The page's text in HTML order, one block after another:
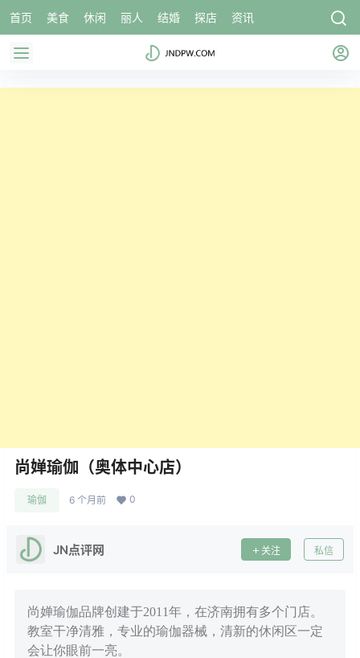
首页 美食 休闲 丽人 结婚 探店 资讯
尚婵瑜伽（奥体中心店）
瑜伽 6 个月前 0
JN点评网 关注 私信
尚婵瑜伽品牌创建于2011年，在济南拥有多个门店。
教室干净清雅，专业的瑜伽器械，清新的休闲区一定
会让你眼前一亮。